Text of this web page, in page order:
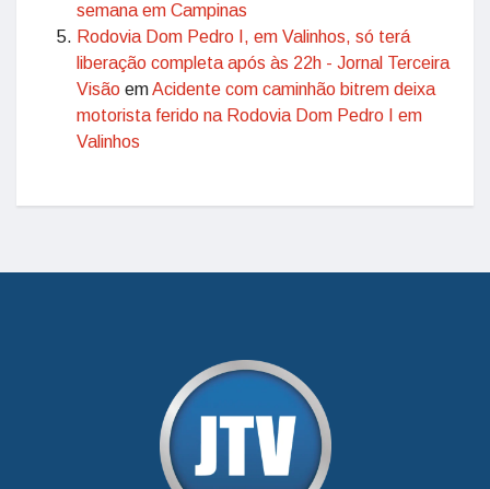
semana em Campinas
Rodovia Dom Pedro I, em Valinhos, só terá
liberação completa após às 22h - Jornal Terceira
Visão emAcidente com caminhão bitrem deixa
motorista ferido na Rodovia Dom Pedro I em
Valinhos